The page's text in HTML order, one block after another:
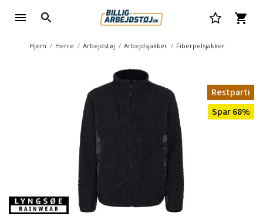
Hjem Herre Arbejdstøj Arbejdsjakker Fiberpelsjakker
Restparti
Spar 68%